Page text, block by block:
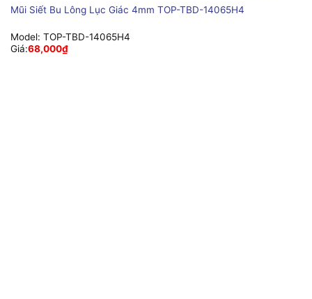
Mũi Siết Bu Lông Lục Giác 4mm TOP-TBD-14065H4
Model: TOP-TBD-14065H4
Giá:68,000₫